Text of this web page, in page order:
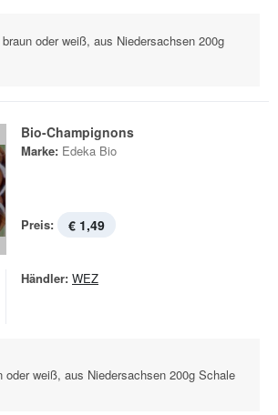
oder weiß, aus Niedersachsen 200g
Bio-Champignons
Marke: Edeka Bio
Preis: € 1,49
Händler: WEZ
oder weiß, aus Niedersachsen 200g Schale